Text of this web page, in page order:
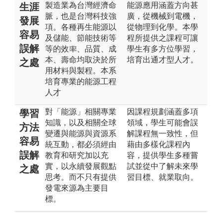
生涯
發展
容易
誤解
之處
製造業為台灣經濟命
脈，也是台灣科技強
項。各種再生能源以
及儲能、節能技術等
等的效率、品質、成
本、壽命均取決於所
用材料與製程。本系
培育專業的能源工程
人才
能源應用涵蓋方向甚
廣，從機械到電機，
從物理到化學。本學
程所提供之課程可讓
學生有多方位學習，
培育出通才型人才。
學習
方法
容易
誤解
之處
對「能源」相關專業
知識，以及相關全球
變遷與能源與資源系
統互動，都必須經由
教育和研究加以充
實，以永續發展觀點
思考。而不只有提供
發電來源為主要目
標。
因課程規劃涵蓋多項
領域，學生可能會誤
解課程無一致性，但
藉由多樣化課程內
容，提供學生多種嘗
試並從中了解未來學
習目標、就業取向。